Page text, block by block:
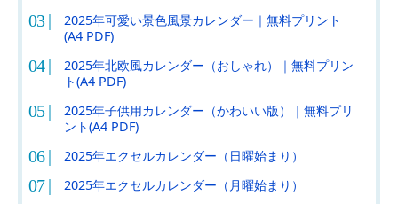
2025年可愛い景色風景カレンダー｜無料プリント
(A4 PDF)
2025年北欧風カレンダー（おしゃれ）｜無料プリン
ト(A4 PDF)
2025年子供用カレンダー（かわいい版）｜無料プリ
ント(A4 PDF)
2025年エクセルカレンダー（日曜始まり）
2025年エクセルカレンダー（月曜始まり）